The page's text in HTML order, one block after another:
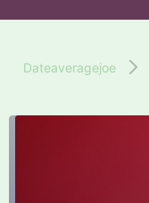
Dateaveragejoe